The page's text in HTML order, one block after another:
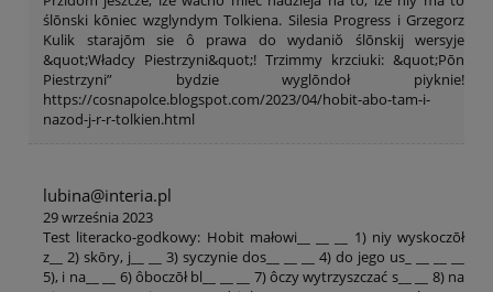
ślōnski kōniec wzglyndym Tolkiena. Silesia Progress i Grzegorz
Kulik starajōm sie ô prawa do wydaniŏ ślōnskij wersyje
&quot;Władcy Piestrzyni&quot;! Trzimmy krzciuki: &quot;Pōn
Piestrzyni” bydzie wyglōndoł piyknie!
https://cosnapolce.blogspot.com/2023/04/hobit-abo-tam-i-
nazod-j-r-r-tolkien.html
lubina@interia.pl
29 września 2023
Test literacko-godkowy: Hobit małowi__ __ __ 1) niy wyskoczōł
z__ 2) skōry, j__ __ 3) syczynie dos__ __ __ 4) do jego us_ __ __ __
5), i na__ __ 6) ôboczōł bl__ __ __ 7) ôczy wytrzyszczać s__ __ 8) na